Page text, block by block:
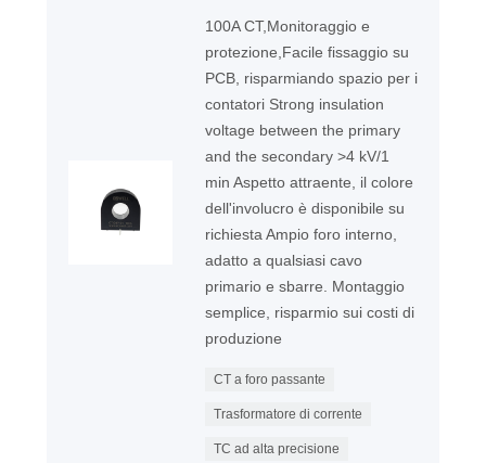
100A CT,Monitoraggio e
protezione,Facile fissaggio su
PCB, risparmiando spazio per i
contatori Strong insulation
voltage between the primary
and the secondary >4 kV/1
min Aspetto attraente, il colore
dell'involucro è disponibile su
richiesta Ampio foro interno,
adatto a qualsiasi cavo
primario e sbarre. Montaggio
semplice, risparmio sui costi di
produzione
CT a foro passante
Trasformatore di corrente
TC ad alta precisione